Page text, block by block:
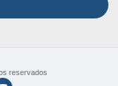
reservados